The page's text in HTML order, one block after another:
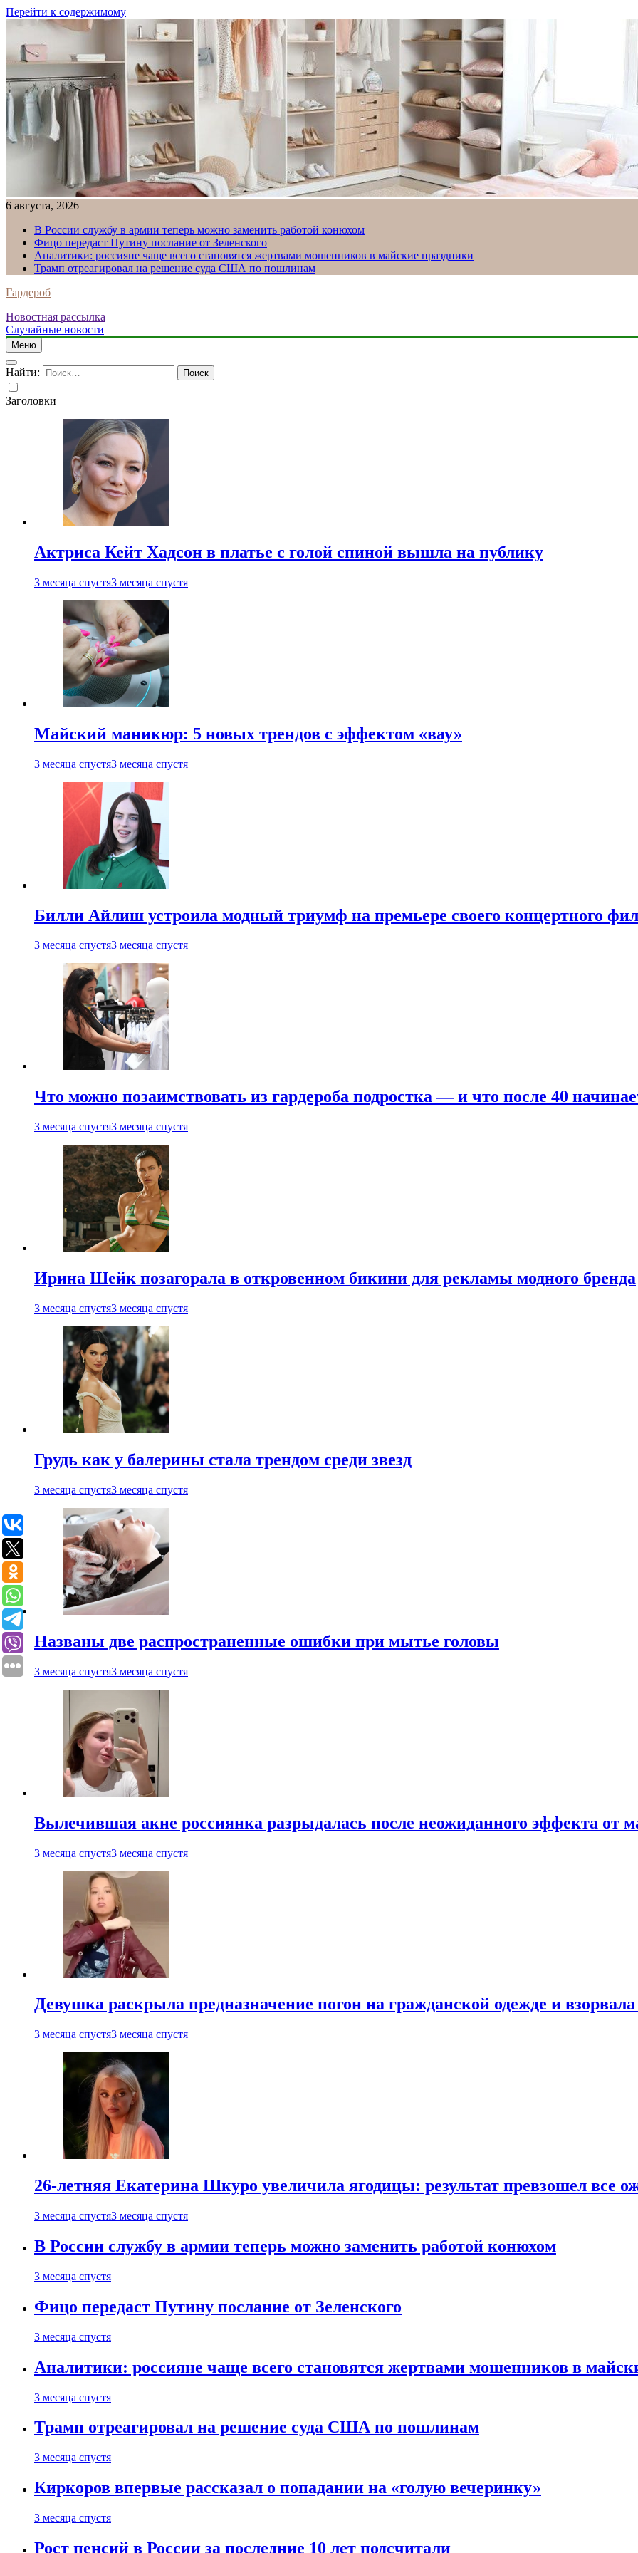
Перейти к содержимому
6 августа, 2026
В России службу в армии теперь можно заменить работой конюхом
Фицо передаст Путину послание от Зеленского
Аналитики: россияне чаще всего становятся жертвами мошенников в майские праздники
Трамп отреагировал на решение суда США по пошлинам
Гардероб
Новостная рассылка
Случайные новости
Меню
Найти:
Заголовки
Актриса Кейт Хадсон в платье с голой спиной вышла на публику
3 месяца спустя3 месяца спустя
Майский маникюр: 5 новых трендов с эффектом «вау»
3 месяца спустя3 месяца спустя
Билли Айлиш устроила модный триумф на премьере своего концертного
3 месяца спустя3 месяца спустя
Что можно позаимствовать из гардероба подростка — и что после 40
3 месяца спустя3 месяца спустя
Ирина Шейк позагорала в откровенном бикини для рекламы модного бренда
3 месяца спустя3 месяца спустя
Грудь как у балерины стала трендом среди звезд
3 месяца спустя3 месяца спустя
Названы две распространенные ошибки при мытье головы
3 месяца спустя3 месяца спустя
Вылечившая акне россиянка разрыдалась после неожиданного эффекта от
3 месяца спустя3 месяца спустя
Девушка раскрыла предназначение погон на гражданской одежде и взорвала
3 месяца спустя3 месяца спустя
26-летняя Екатерина Шкуро увеличила ягодицы: результат превзошел все
3 месяца спустя3 месяца спустя
В России службу в армии теперь можно заменить работой конюхом
3 месяца спустя
Фицо передаст Путину послание от Зеленского
3 месяца спустя
Аналитики: россияне чаще всего становятся жертвами мошенников в
3 месяца спустя
Трамп отреагировал на решение суда США по пошлинам
3 месяца спустя
Киркоров впервые рассказал о попадании на «голую вечеринку»
3 месяца спустя
Рост пенсий в России за последние 10 лет подсчитали